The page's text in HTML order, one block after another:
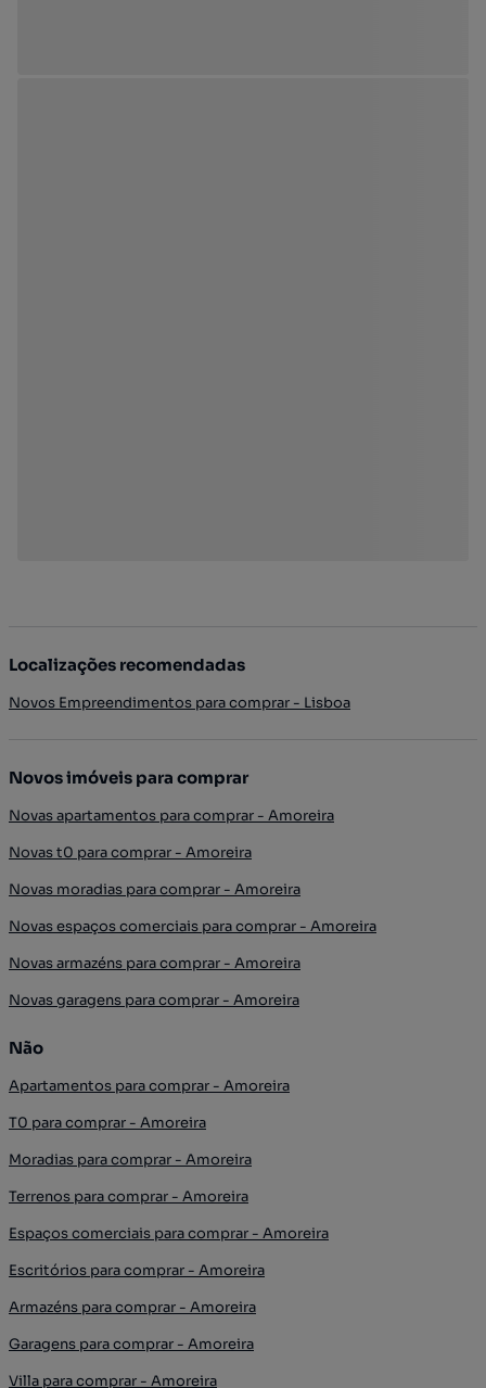
Localizações recomendadas
Novos Empreendimentos para comprar - Lisboa
Novos imóveis para comprar
Novas apartamentos para comprar - Amoreira
Novas t0 para comprar - Amoreira
Novas moradias para comprar - Amoreira
Novas espaços comerciais para comprar - Amoreira
Novas armazéns para comprar - Amoreira
Novas garagens para comprar - Amoreira
Não
Apartamentos para comprar - Amoreira
T0 para comprar - Amoreira
Moradias para comprar - Amoreira
Terrenos para comprar - Amoreira
Espaços comerciais para comprar - Amoreira
Escritórios para comprar - Amoreira
Armazéns para comprar - Amoreira
Garagens para comprar - Amoreira
Villa para comprar - Amoreira